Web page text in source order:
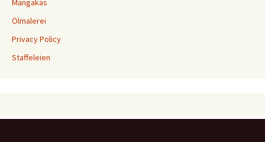
Mangakas
Ölmalerei
Privacy Policy
Staffeleien